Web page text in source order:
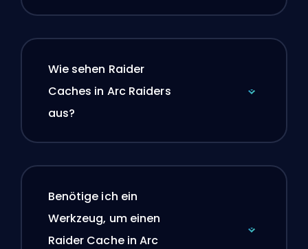
Wie sehen Raider
Caches in Arc Raiders
aus?
Benötige ich ein
Werkzeug, um einen
Raider Cache in Arc